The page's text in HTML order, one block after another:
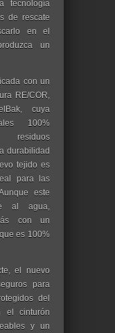
tecnología
de rescate
en el
un
con un
RE/COR,
cuya
100%
residuos
durabilidad
tejido es
para las
este
al agua,
con un
es 100%
el nuevo
para
del
el cinturón
y un